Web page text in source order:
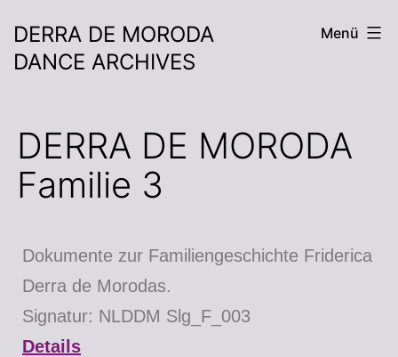
DERRA DE MORODA
DANCE ARCHIVES
Menü
DERRA DE MORODA
Familie 3
Dokumente zur Familiengeschichte Friderica
Derra de Morodas.
Signatur: NLDDM Slg_F_003
Details